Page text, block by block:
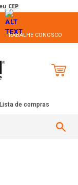
CEP
TRABALHE CONOSCO
Lista de compras